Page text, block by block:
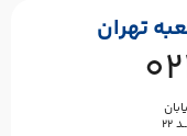
تهران